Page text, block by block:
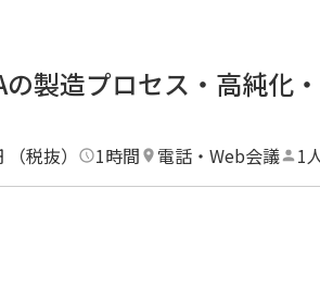
の製造プロセス・高純化
税抜） 1時間 電話・Web会議 1